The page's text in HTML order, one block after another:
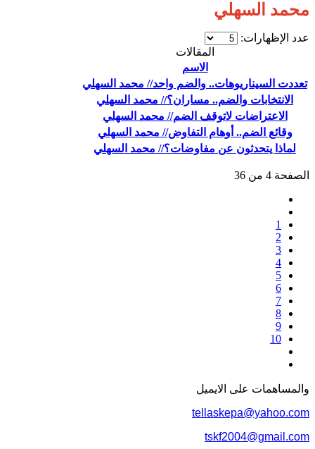
محمد السهلي
عدد الإظهارات:
المقالات
الاسم
تعددت السيناريوهات.. والضم واحد// محمد السهلي
الانتخابات والضم.. مساران؟// محمد السهلي
الاعتراضات لاتوقف الضم// محمد السهلي
وقائع الضم.. أوهام التفاوض// محمد السهلي
لماذا يتحدثون عن مفاوضات؟// محمد السهلي
الصفحة 4 من 36
1
2
3
4
5
6
7
8
9
10
والمساهمات علی الایمیل
tellaskepa@yahoo.com
tskf2004@gmail.com